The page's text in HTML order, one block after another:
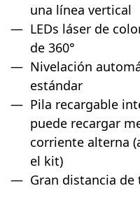
una línea vertical
LEDs láser de
de 360°
Nivelación
estándar
Pila recargable
puede recargar
corriente alterna
el kit)
Gran distancia